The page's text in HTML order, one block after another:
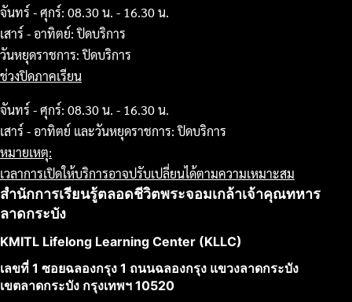
จันทร์ - ศุกร์: 08.30 น. - 16.30 น.
เสาร์ - อาทิตย์: ปิดบริการ
วันหยุดราชการ: ปิดบริการ
ช่วงปิดภาคเรียน
จันทร์ - ศุกร์: 08.30 น. - 16.30 น.
เสาร์ - อาทิตย์ และวันหยุดราชการ: ปิดบริการ
หมายเหตุ:
เวลาการเปิดให้บริการอาจปรับเปลี่ยนได้ตามความเหมาะสม
สำนักการเรียนรู้ตลอดชีวิตพระจอมเกล้าเจ้าคุณทหาร
ลาดกระบัง
KMITL Lifelong Learning Center (KLLC)
เลขที่ 1 ซอยฉลองกรุง 1 ถนนฉลองกรุง แขวงลาดกระบัง
เขตลาดกระบัง กรุงเทพฯ 10520